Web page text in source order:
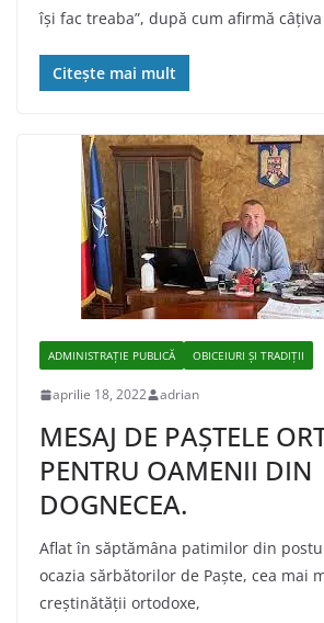
își fac treaba”, după cum afirmă câţiva
Citește mai mult
ADMINISTRAŢIE PUBLICĂ OBICEIURI ȘI TRADIȚII
aprilie 18, 2022 adrian
MESAJ DE PAŞTELE
PENTRU OAMENII DIN
DOGNECEA.
Aflat în săptămâna patimilor din
ocazia sărbătorilor de Paşte, cea mai
creştinătăţii ortodoxe,